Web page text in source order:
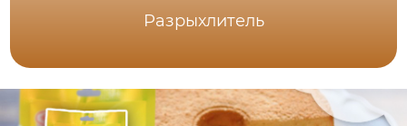
Разрыхлитель